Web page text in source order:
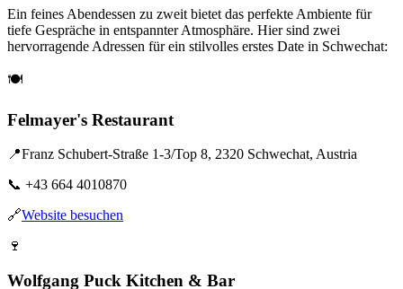
Ein feines Abendessen zu zweit bietet das perfekte Ambiente für
tiefe Gespräche in entspannter Atmosphäre. Hier sind zwei
hervorragende Adressen für ein stilvolles erstes Date in Schwechat:
🍽️
Felmayer's Restaurant
📍Franz Schubert-Straße 1-3/Top 8, 2320 Schwechat, Austria
📞 +43 664 4010870
🔗Website besuchen
🍷
Wolfgang Puck Kitchen & Bar